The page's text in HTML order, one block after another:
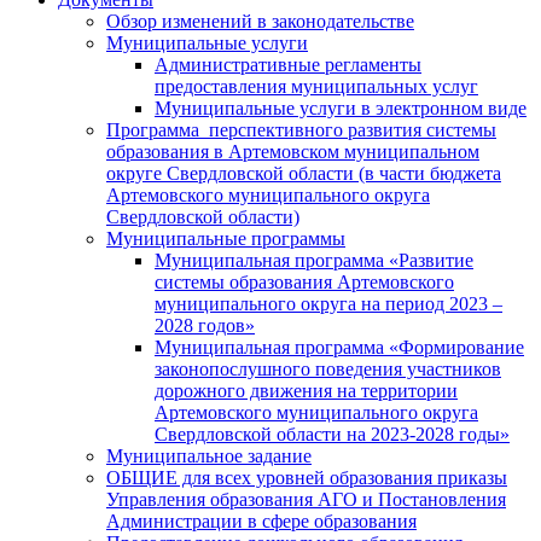
Обзор изменений в законодательстве
Муниципальные услуги
Административные регламенты
предоставления муниципальных услуг
Муниципальные услуги в электронном виде
Программа перспективного развития системы
образования в Артемовском муниципальном
округе Свердловской области (в части бюджета
Артемовского муниципального округа
Свердловской области)
Муниципальные программы
Муниципальная программа «Развитие
системы образования Артемовского
муниципального округа на период 2023 –
2028 годов»
Муниципальная программа «Формирование
законопослушного поведения участников
дорожного движения на территории
Артемовского муниципального округа
Свердловской области на 2023-2028 годы»
Муниципальное задание
ОБЩИЕ для всех уровней образования приказы
Управления образования АГО и Постановления
Администрации в сфере образования